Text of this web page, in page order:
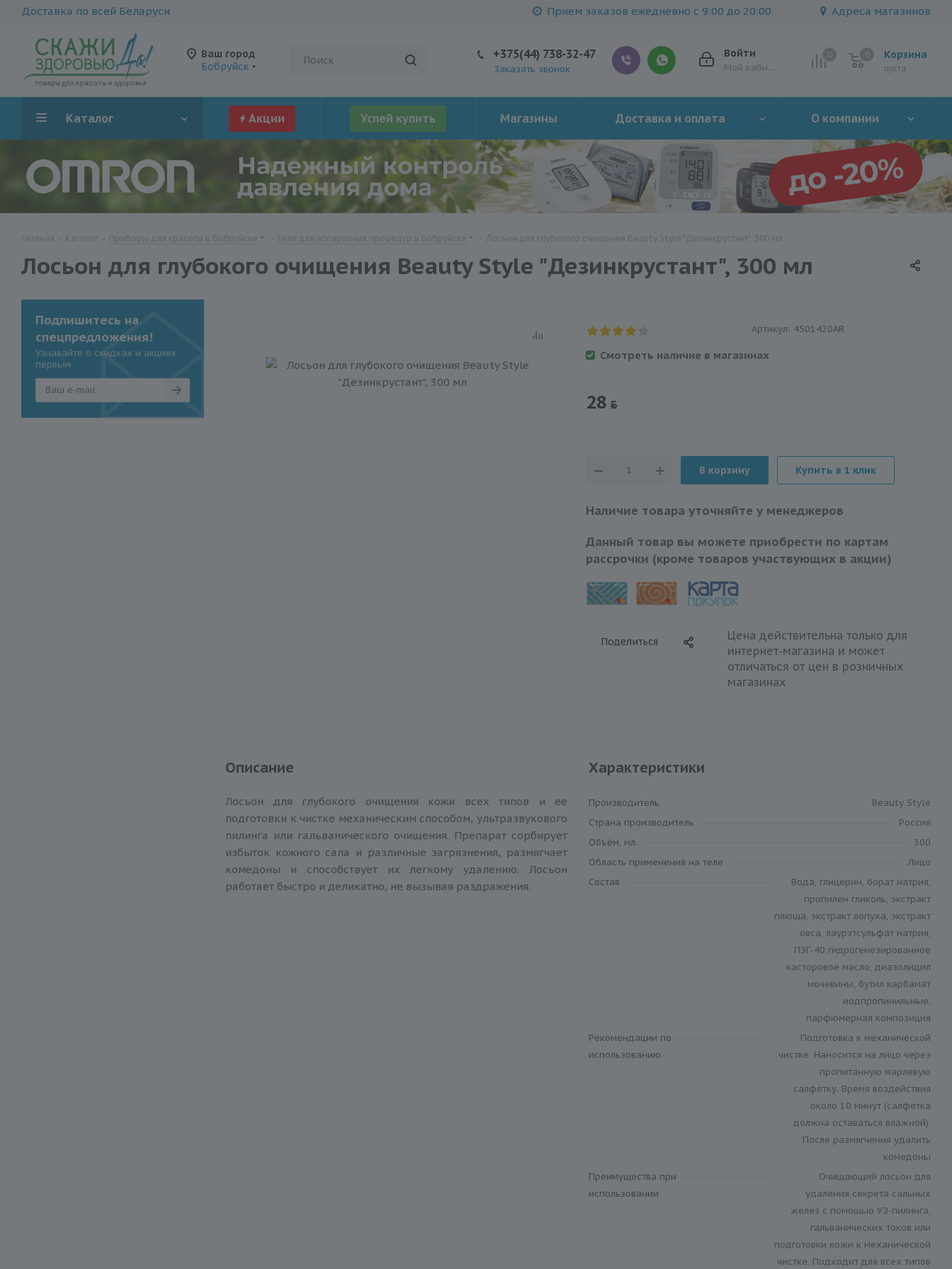
Доставка по всей Беларуси Прием заказов ежедневно с 9:00 до 20:00 Адреса магазинов
Ваш город
Бобруйск
Корзина
пуста
Войти
Мой кабинет
+375(44) 738-32-47
Заказать звонок
Каталог Акции Успей купить Магазины Доставка и оплата О компании
Лосьон для глубокого очищения Beauty Style "Дезинкрустант", 300 мл
Артикул: 4501420АR
Смотреть наличие в магазинах
28
В корзину Купить в 1 клик
Наличие товара уточняйте у менеджеров
Данный товар вы можете приобрести по картам
рассрочки (кроме товаров участвующих в акции)
Поделиться
Цена действительна только для
интернет-магазина и может
отличаться от цен в розничных
магазинах
Описание
Лосьон для глубокого очищения кожи всех типов и ее
подготовки к чистке механическим способом, ультразвукового
пилинга или гальванического очищения. Препарат сорбирует
избыток кожного сала и различные загрязнения, размягчает
комедоны и способствует их легкому удалению. Лосьон
работает быстро и деликатно, не вызывая раздражения.
Характеристики
Производитель
Beauty Style
Cтрана производитель
Россия
Объём, мл.
300
Область применения на теле
Лицо
Состав
Вода, глицерин, борат натрия,
пропилен гликоль, экстракт
плюща, экстракт лопуха, экстракт
овса, лаурэтсульфат натрия,
ПЭГ-40 гидрогенезированное
касторовое масло, диазолидил
мочевины, бутил карбамат
иодпропинильные,
парфюмерная композиция
Рекомендации по
использованию
Подготовка к механической
чистке. Наносится на лицо через
пропитанную марлевую
салфетку. Время воздействия
около 10 минут (салфетка
должна оставаться влажной).
После размягчения удалить
комедоны
Преимущества при
использовании
Очищающий лосьон для
удаления секрета сальных
желез с помощью УЗ-пилинга,
гальванических токов или
подготовки кожи к механической
чистке. Подходит для всех типов
Подпишитесь на
спецпредложения!
Узнавайте о скидках и акциях
первым